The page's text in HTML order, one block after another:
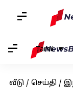
Tamil
வீடு / செய்தி /